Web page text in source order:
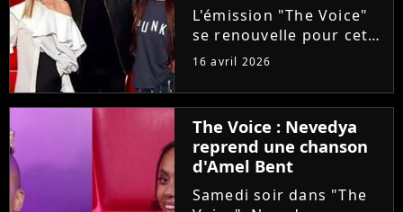
L'émission "The Voice"
se renouvelle pour cette
saison 15. Alors que les
arrivent à leur terme, la
production ajoute une
étape avant les Battles :
les Qualifications....
16 avril 2026
The Voice : Nevedya
reprend une chanson
d'Amel Bent
Samedi soir dans "The